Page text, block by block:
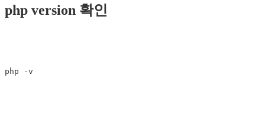
php version 확인